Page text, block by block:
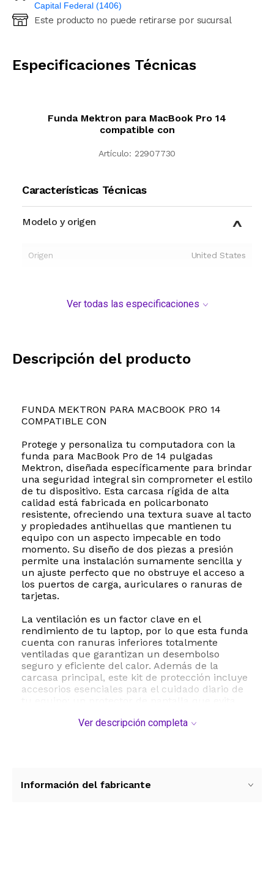
Capital Federal (1406)
Ingresá código postal (sólo números)
Este producto no puede retirarse por sucursal
Especificaciones Técnicas
Funda Mektron para MacBook Pro 14
compatible con
Artículo: 22907730
Características Técnicas
Modelo y origen
Origen United States
Ver todas las especificaciones
Descripción del producto
FUNDA MEKTRON PARA MACBOOK PRO 14
COMPATIBLE CON
Protege y personaliza tu computadora con la
funda para MacBook Pro de 14 pulgadas
Mektron, diseñada específicamente para brindar
una seguridad integral sin comprometer el estilo
de tu dispositivo. Esta carcasa rígida de alta
calidad está fabricada en policarbonato
resistente, ofreciendo una textura suave al tacto
y propiedades antihuellas que mantienen tu
equipo con un aspecto impecable en todo
momento. Su diseño de dos piezas a presión
permite una instalación sumamente sencilla y
un ajuste perfecto que no obstruye el acceso a
los puertos de carga, auriculares o ranuras de
tarjetas.
La ventilación es un factor clave en el
rendimiento de tu laptop, por lo que esta funda
cuenta con ranuras inferiores totalmente
ventiladas que garantizan un desembolso
seguro y eficiente del calor. Además de la
carcasa principal, este kit de protección incluye
accesorios esenciales para el cuidado diario de
juego para proteger contra el desgaste de las
Este modelo es compatible con las versiones de
Ver descripción completa
Información del fabricante